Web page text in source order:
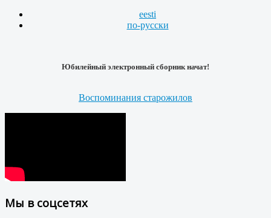
eesti
по-русски
Юбилейный электронный сборник начат!
Воспоминания старожилов
Мы в соцсетях